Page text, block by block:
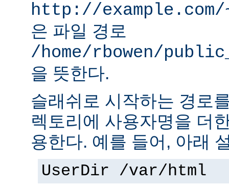
http://
은 파일 경로
/home/rbowen/
을 뜻한다.
슬래쉬로 시작하는 경로
렉토리에 사용자명을 더
용한다. 예를 들어, 아래
UserDir /var/html